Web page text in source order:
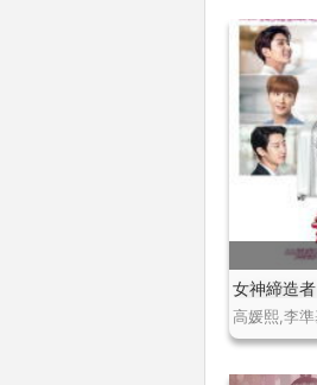
女神締造者